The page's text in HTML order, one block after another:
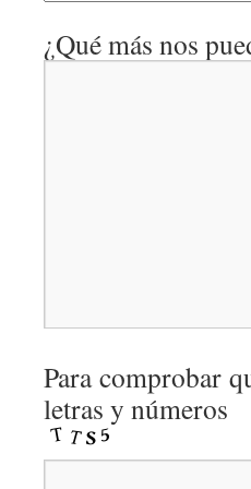
¿Qué más nos
Para comprobar
letras y números